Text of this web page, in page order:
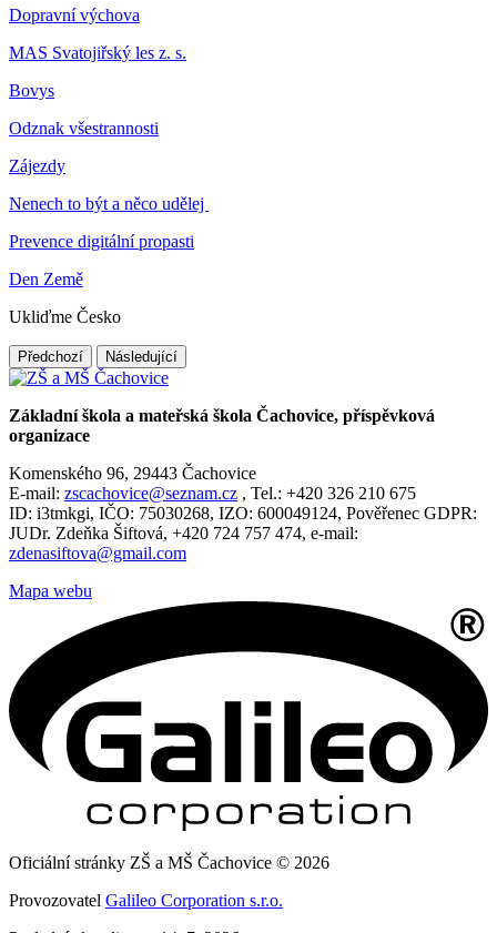
Dopravní výchova
MAS Svatojiřský les z. s.
Bovys
Odznak všestrannosti
Zájezdy
Nenech to být a něco udělej
Prevence digitální propasti
Den Země
Ukliďme Česko
Předchozí Následující
Základní škola a mateřská škola Čachovice, příspěvková
organizace
Komenského 96, 29443 Čachovice
E-mail: zscachovice@seznam.cz , Tel.: +420 326 210 675
ID: i3tmkgi, IČO: 75030268, IZO: 600049124, Pověřenec GDPR:
JUDr. Zdeňka Šiftová, +420 724 757 474, e-mail:
zdenasiftova@gmail.com
Mapa webu
Oficiální stránky ZŠ a MŠ Čachovice © 2026
Provozovatel Galileo Corporation s.r.o.